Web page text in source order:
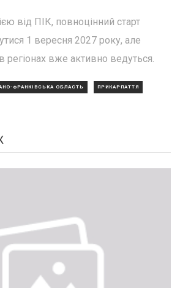
від ПІК, повноцінний старт
1 вересня 2027 року, але
регіонах вже активно ведуться.
ФРАНКІВСЬКА ОБЛАСТЬ ПРИКАРПАТТЯ